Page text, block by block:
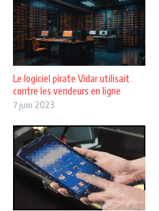
Le logiciel pirate Vidar utilisait
contre les vendeurs en ligne
7 juin 2023